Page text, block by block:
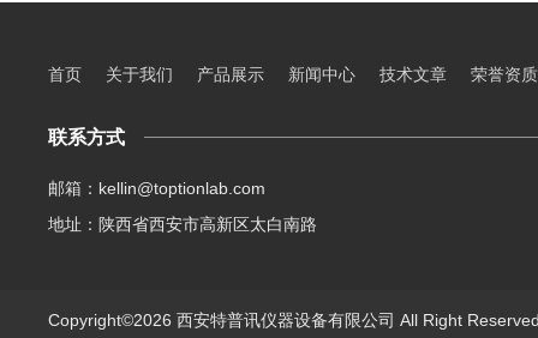
首页 关于我们 产品展示 新闻中心 技术文章 荣誉资质
联系方式
邮箱：kellin@toptionlab.com
地址：陕西省西安市高新区太白南路
Copyright©2026 西安特普讯仪器设备有限公司 All Right